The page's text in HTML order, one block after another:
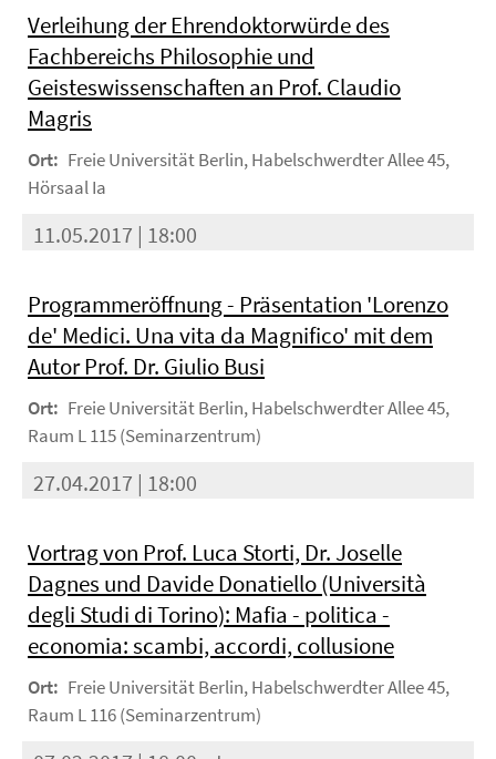
Verleihung der Ehrendoktorwürde des
Fachbereichs Philosophie und
Geisteswissenschaften an Prof. Claudio
Magris
Ort: Freie Universität Berlin, Habelschwerdter Allee 45,
Hörsaal Ia
11.05.2017 | 18:00
Programmeröffnung - Präsentation 'Lorenzo
de' Medici. Una vita da Magnifico' mit dem
Autor Prof. Dr. Giulio Busi
Ort: Freie Universität Berlin, Habelschwerdter Allee 45,
Raum L 115 (Seminarzentrum)
27.04.2017 | 18:00
Vortrag von Prof. Luca Storti, Dr. Joselle
Dagnes und Davide Donatiello (Università
degli Studi di Torino): Mafia - politica -
economia: scambi, accordi, collusione
Ort: Freie Universität Berlin, Habelschwerdter Allee 45,
Raum L 116 (Seminarzentrum)